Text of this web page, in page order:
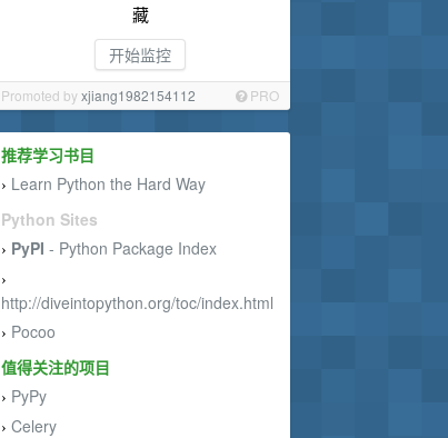
藏
开始监控
Promoted byxjiang1982154112 PRO
推荐学习书目
› Learn Python the Hard Way
Python Sites
› PyPI - Python Package Index
›
http://diveintopython.org/toc/index.html
› Pocoo
值得关注的项目
› PyPy
› Celery